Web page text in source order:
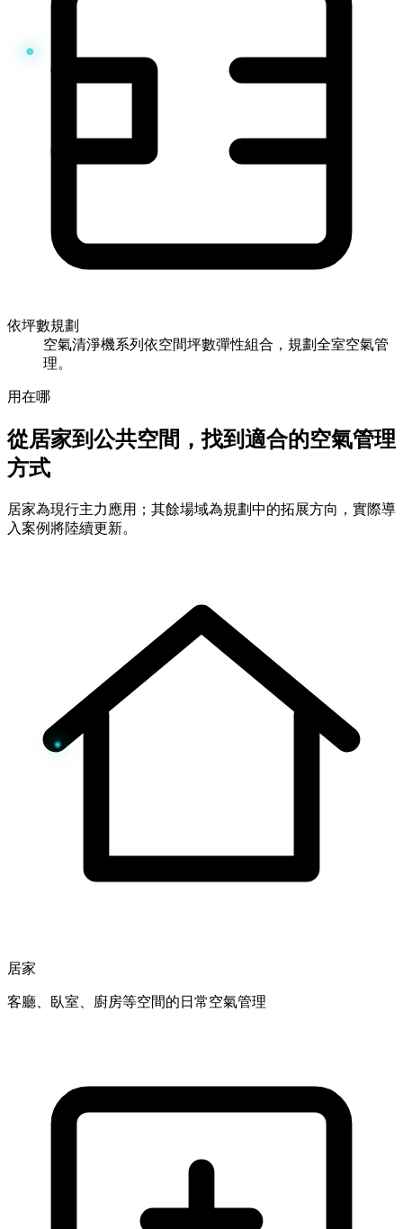
依坪數規劃
空氣清淨機系列依空間坪數彈性組合，規劃全室空氣管
理。
用在哪
從居家到公共空間，找到適合的空氣管理
方式
居家為現行主力應用；其餘場域為規劃中的拓展方向，實際導
入案例將陸續更新。
居家
客廳、臥室、廚房等空間的日常空氣管理